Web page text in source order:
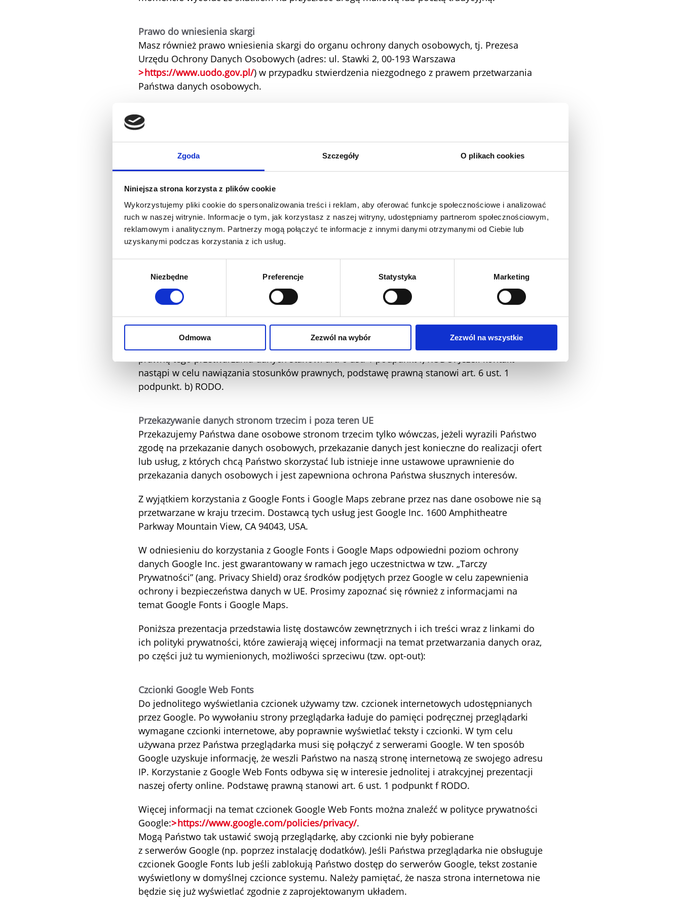
Zgoda Szczegóły O plikach cookies
Niniejsza strona korzysta z plików cookie
Wykorzystujemy pliki cookie do spersonalizowania treści i reklam, aby oferować funkcje społecznościowe i analizować
ruch w naszej witrynie. Informacje o tym, jak korzystasz z naszej witryny, udostępniamy partnerom społecznościowym,
reklamowym i analitycznym. Partnerzy mogą połączyć te informacje z innymi danymi otrzymanymi od Ciebie lub
uzyskanymi podczas korzystania z ich usług.
Niezbędne Preferencje Statystyka Marketing
Odmowa Zezwól na wybór Zezwól na wszystkie
Prawo do wniesienia skargi
Masz również prawo wniesienia skargi do organu ochrony danych osobowych, tj. Prezesa
Urzędu Ochrony Danych Osobowych (adres: ul. Stawki 2, 00-193 Warszawa
https://www.uodo.gov.pl/) w przypadku stwierdzenia niezgodnego z prawem przetwarzania
Państwa danych osobowych.
Formularz kontaktowy / zamawianie informacji
W ramach komunikacji z klientami i potencjalnymi klientami oferujemy na naszej stronie
informacje dotyczące naszych produktów lub nawiązywać ogólny kontakt. Oprócz
dobrowolnych danych i treści wiadomości żądamy od Państwa podania następujących
informacji:
Firma
Forma grzecznościowa
Nazwisko
Dane te są potrzebne, abyśmy mogli zająć się Państwa zapytaniem, prawidłowo się do
Państwa zawracać i udzielać odpowiedzi. Zapytania przesyłane do nas za pośrednictwem
formularza kontaktowego zapisujemy jako e-mail i regularnie sprawdzamy, czy można usunąć
dane osobowe. Jeżeli dane nie są potrzebne w ramach relacji z klientem lub potencjalnym
klientem albo jeżeli przeważa przeciwstawny interes klienta, usuwamy te dane najpóźniej po
180 dniach, o ile nie jest to sprzeczne z ustawowymi obowiązkami przechowywania. Podstawę
prawną tego przetwarzania danych stanowi art. 6 ust. 1 podpunkt f) RODO. Jeżeli kontakt
nastąpi w celu nawiązania stosunków prawnych, podstawę prawną stanowi art. 6 ust. 1
podpunkt. b) RODO.
Przekazywanie danych stronom trzecim i poza teren UE
Przekazujemy Państwa dane osobowe stronom trzecim tylko wówczas, jeżeli wyrazili Państwo
zgodę na przekazanie danych osobowych, przekazanie danych jest konieczne do realizacji ofert
lub usług, z których chcą Państwo skorzystać lub istnieje inne ustawowe uprawnienie do
przekazania danych osobowych i jest zapewniona ochrona Państwa słusznych interesów.
Z wyjątkiem korzystania z Google Fonts i Google Maps zebrane przez nas dane osobowe nie są
przetwarzane w kraju trzecim. Dostawcą tych usług jest Google Inc. 1600 Amphitheatre
Parkway Mountain View, CA 94043, USA.
W odniesieniu do korzystania z Google Fonts i Google Maps odpowiedni poziom ochrony
danych Google Inc. jest gwarantowany w ramach jego uczestnictwa w tzw. „Tarczy
Prywatności” (ang. Privacy Shield) oraz środków podjętych przez Google w celu zapewnienia
ochrony i bezpieczeństwa danych w UE. Prosimy zapoznać się również z informacjami na
temat Google Fonts i Google Maps.
Poniższa prezentacja przedstawia listę dostawców zewnętrznych i ich treści wraz z linkami do
ich polityki prywatności, które zawierają więcej informacji na temat przetwarzania danych oraz,
po części już tu wymienionych, możliwości sprzeciwu (tzw. opt-out):
Czcionki Google Web Fonts
Do jednolitego wyświetlania czcionek używamy tzw. czcionek internetowych udostępnianych
przez Google. Po wywołaniu strony przeglądarka ładuje do pamięci podręcznej przeglądarki
wymagane czcionki internetowe, aby poprawnie wyświetlać teksty i czcionki. W tym celu
używana przez Państwa przeglądarka musi się połączyć z serwerami Google. W ten sposób
Google uzyskuje informację, że weszli Państwo na naszą stronę internetową ze swojego adresu
IP. Korzystanie z Google Web Fonts odbywa się w interesie jednolitej i atrakcyjnej prezentacji
naszej oferty online. Podstawę prawną stanowi art. 6 ust. 1 podpunkt f RODO.
Więcej informacji na temat czcionek Google Web Fonts można znaleźć w polityce prywatności
Google: https://www.google.com/policies/privacy/.
Mogą Państwo tak ustawić swoją przeglądarkę, aby czcionki nie były pobierane
z serwerów Google (np. poprzez instalację dodatków). Jeśli Państwa przeglądarka nie obsługuje
czcionek Google Fonts lub jeśli zablokują Państwo dostęp do serwerów Google, tekst zostanie
wyświetlony w domyślnej czcionce systemu. Należy pamiętać, że nasza strona internetowa nie
będzie się już wyświetlać zgodnie z zaprojektowanym układem.